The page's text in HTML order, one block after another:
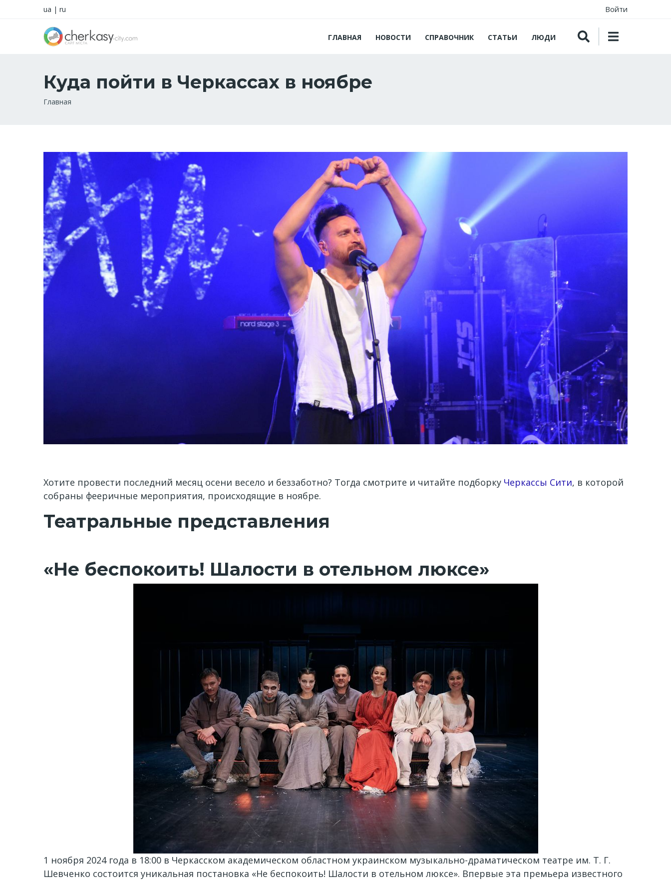
ua | ru Войти
ГЛАВНАЯ НОВОСТИ СПРАВОЧНИК СТАТЬИ ЛЮДИ
Куда пойти в Черкассах в ноябре
Строка
Главная
Хотите провести последний месяц осени весело и беззаботно? Тогда смотрите и читайте подборку Черкассы Сити, в которой
собраны фееричные мероприятия, происходящие в ноябре.
Театральные представления
«Не беспокоить! Шалости в отельном люксе»
1 ноября 2024 года в 18:00 в Черкасском академическом областном украинском музыкально-драматическом театре им. Т. Г.
Шевченко состоится уникальная постановка «Не беспокоить! Шалости в отельном люксе». Впервые эта премьера известного